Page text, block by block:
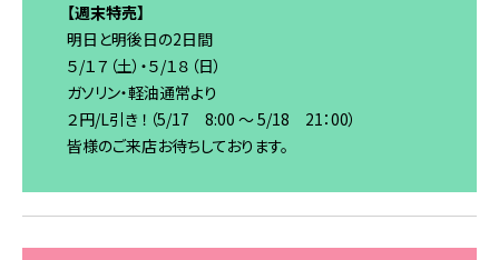
【週末特売】
明日と明後日の2日間
５/１７（土）・５/１８（日）
ガソリン・軽油通常より
２円/L引き ！（5/17 8:00 ～ 5/18 21：00）
皆様のご来店お待ちしております。